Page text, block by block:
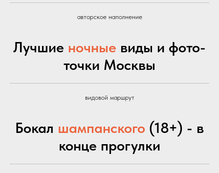
авторское наполнение
Лучшие ночные виды и фото-
точки Москвы
видовой маршрут
Бокал шампанского (18+) - в
конце прогулки